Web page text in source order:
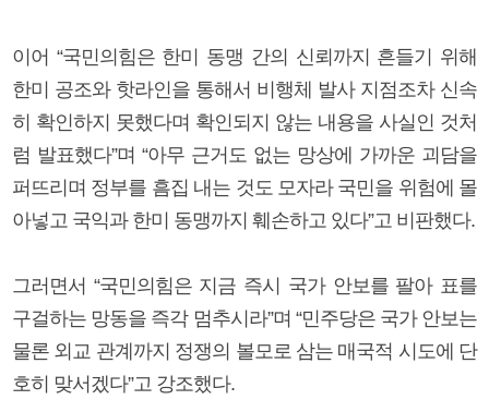
이어 “국민의힘은 한미 동맹 간의 신뢰까지 흔들기 위해
한미 공조와 핫라인을 통해서 비행체 발사 지점조차 신속
히 확인하지 못했다며 확인되지 않는 내용을 사실인 것처
럼 발표했다”며 “아무 근거도 없는 망상에 가까운 괴담을
퍼뜨리며 정부를 흠집 내는 것도 모자라 국민을 위험에 몰
아넣고 국익과 한미 동맹까지 훼손하고 있다”고 비판했다.
그러면서 “국민의힘은 지금 즉시 국가 안보를 팔아 표를
구걸하는 망동을 즉각 멈추시라”며 “민주당은 국가 안보는
물론 외교 관계까지 정쟁의 볼모로 삼는 매국적 시도에 단
호히 맞서겠다”고 강조했다.